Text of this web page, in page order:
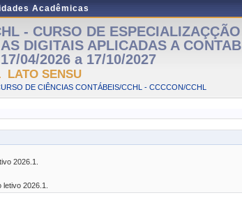
Acadêmicas
- CURSO DE
DIGITAIS APLICADAS A
04/2026 a 17/10/2027
LATO SENSU
DE CIÊNCIAS CONTÁBEIS/CCHL - CCCCON/CCHL
2026.1.
2026.1.